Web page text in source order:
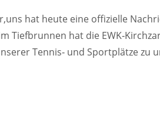
hat heute eine offizielle
Tiefbrunnen hat die
Tennis‑ und Sportplätze zu